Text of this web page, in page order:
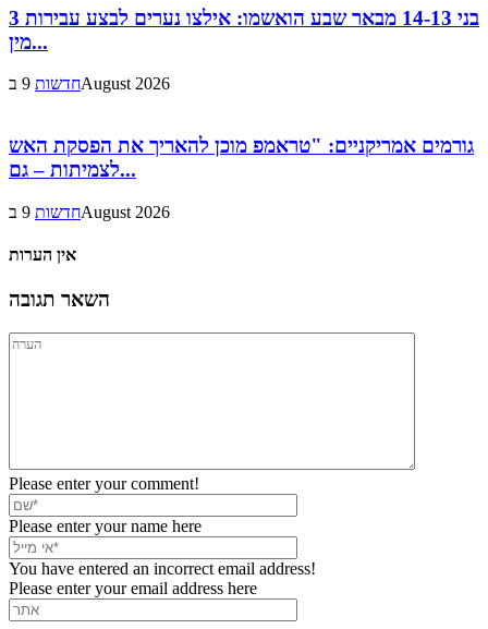
3 בני 14-13 מבאר שבע הואשמו: אילצו נערים לבצע עבירות
מין...
חדשות9 בAugust 2026
גורמים אמריקניים: "טראמפ מוכן להאריך את הפסקת האש
לצמיתות – גם...
חדשות9 בAugust 2026
אין הערות
השאר תגובה
Please enter your comment!
Please enter your name here
You have entered an incorrect email address!
Please enter your email address here